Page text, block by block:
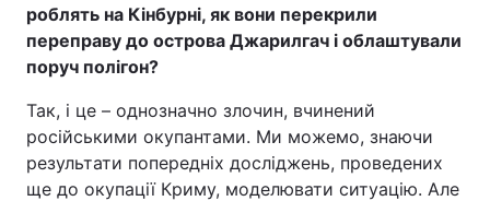
роблять на Кінбурні, як вони перекрили
переправу до острова Джарилгач і облаштували
поруч полігон?
Так, і це – однозначно злочин, вчинений
російськими окупантами. Ми можемо, знаючи
результати попередніх досліджень, проведених
ще до окупації Криму, моделювати ситуацію. Але